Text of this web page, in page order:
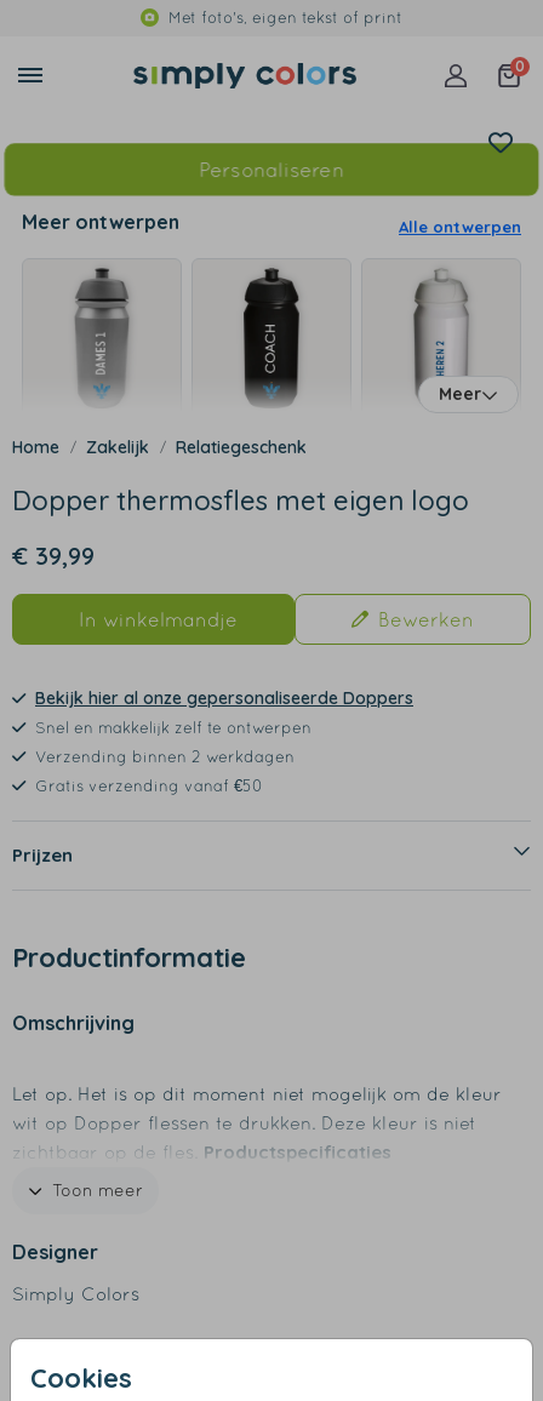
Met foto's, eigen tekst of print
0
Cookies
Personaliseren
Meer ontwerpen Alle ontwerpen
Meer
Zakelijk Relatiegeschenk
Dopper thermosfles met eigen logo
€ 39,99
In winkelmandje Bewerken
Bekijk hier al onze gepersonaliseerde Doppers
Snel en makkelijk zelf te ontwerpen
Verzending binnen 2 werkdagen
Gratis verzending vanaf €50
Prijzen
Productinformatie
Omschrijving
Let op. Het is op dit moment niet mogelijk om de kleur
wit op Dopper flessen te drukken. Deze kleur is niet
zichtbaar op de fles. Productspecificaties
- Merk: Dopper
- Dubbelwandig vacuüm geïsoleerd
- BPA-vrij
Toon meer
Designer
Simply Colors
Collectie
Relatiegeschenk